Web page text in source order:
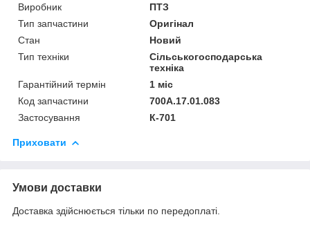
Виробник
ПТЗ
Тип запчастини
Оригінал
Стан
Новий
Тип техніки
Сільськогосподарська
техніка
Гарантійний термін
1 міс
Код запчастини
700А.17.01.083
Застосування
К-701
Приховати
Умови доставки
Доставка здійснюється тільки по передоплаті.